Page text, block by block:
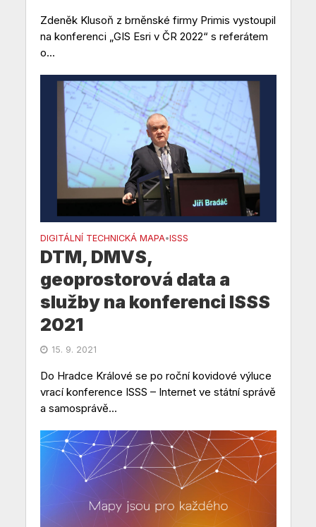
Zdeněk Klusoň z brněnské firmy Primis vystoupil
na konferenci „GIS Esri v ČR 2022“ s referátem
o...
DIGITÁLNÍ TECHNICKÁ MAPA•ISSS
DTM, DMVS,
geoprostorová data a
služby na konferenci ISSS
2021
15. 9. 2021
Do Hradce Králové se po roční kovidové výluce
vrací konference ISSS – Internet ve státní správě
a samosprávě...